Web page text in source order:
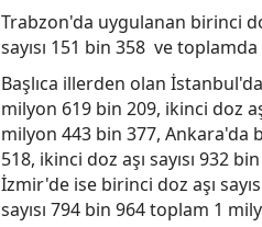
Trabzon'da uygulanan birinci
sayısı 151 bin 358 ve
Başlıca illerden olan
milyon 619 bin 209, ikinci doz
milyon 443 bin 377, Ankara'da
518, ikinci doz aşı sayısı 932
İzmir'de ise birinci doz aşı
sayısı 794 bin 964 toplam 1